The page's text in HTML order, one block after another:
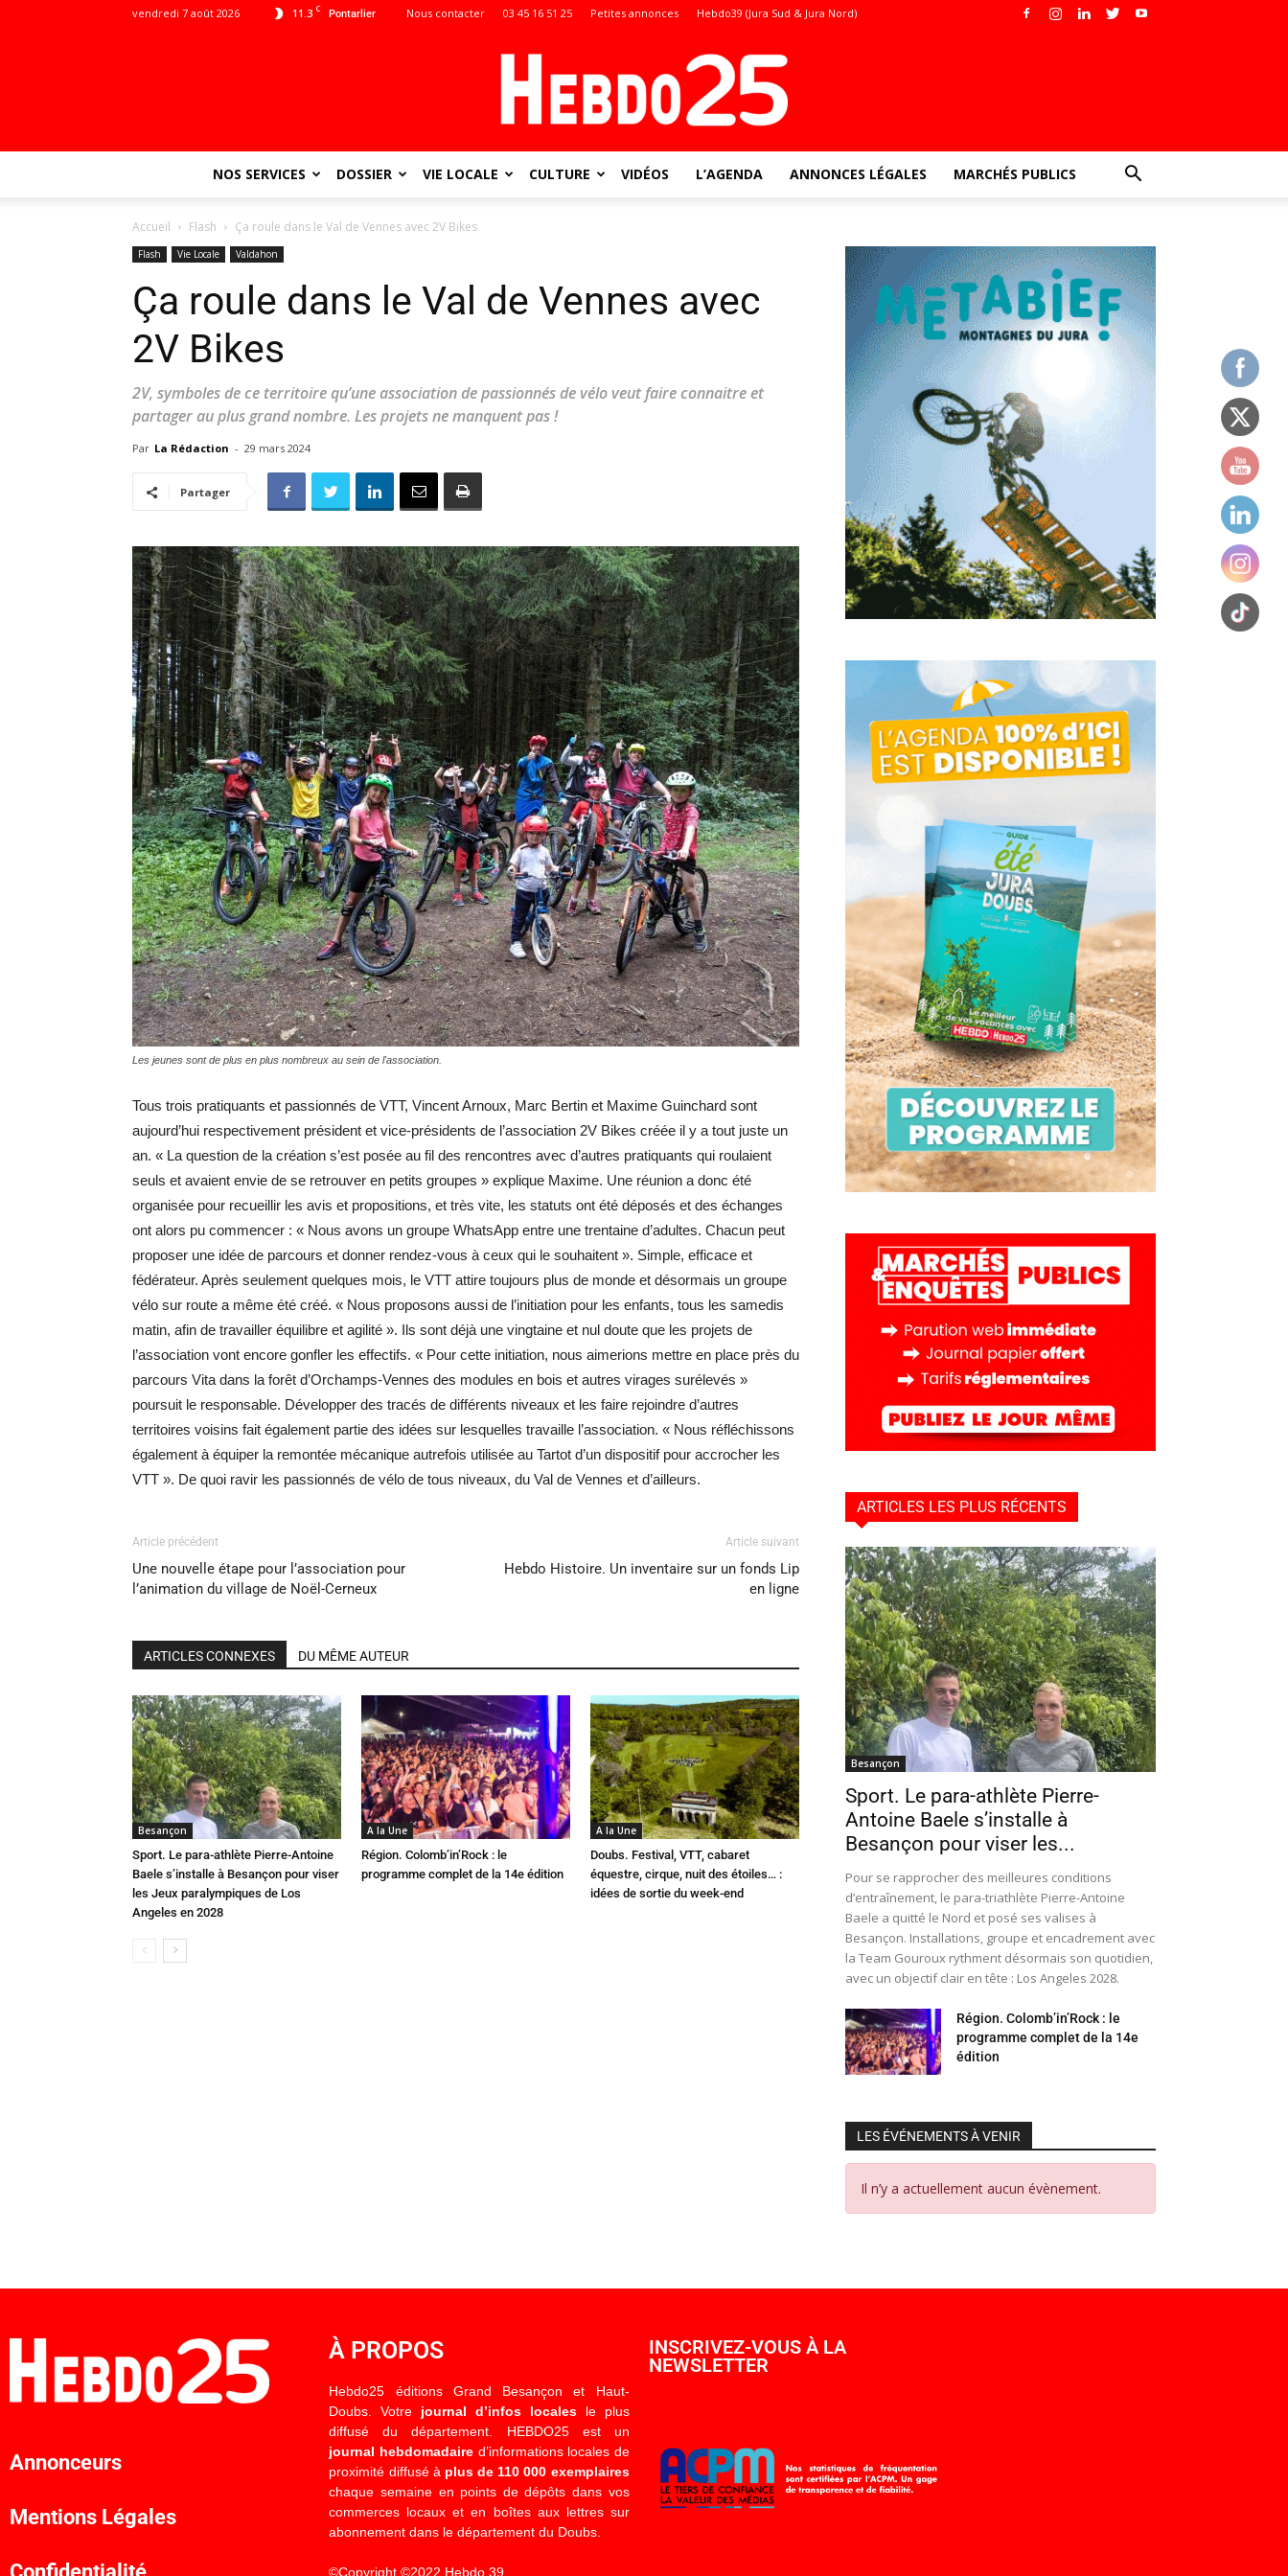
11.3 C Pontarlier
vendredi 7 août 2026 Nous contacter 03 45 16 51 25 Petites annonces Hebdo39 (Jura Sud & Jura Nord)
:
l'info
locale
–
Hebdo25
NOS SERVICES DOSSIER VIE LOCALE CULTURE VIDÉOS L’AGENDA ANNONCES LÉGALES MARCHÉS PUBLICS
Accueil Flash Ça roule dans le Val de Vennes avec 2V Bikes
Flash Vie Locale Valdahon
Ça roule dans le Val de Vennes avec
2V Bikes
2V, symboles de ce territoire qu’une association de passionnés de vélo veut faire connaitre et
partager au plus grand nombre. Les projets ne manquent pas !
Par La Rédaction - 29 mars 2024
Partager
Les jeunes sont de plus en plus nombreux au sein de l'association.
Tous trois pratiquants et passionnés de VTT, Vincent Arnoux, Marc Bertin et Maxime Guinchard sont
aujourd’hui respectivement président et vice-présidents de l’association 2V Bikes créée il y a tout juste un
an. « La question de la création s’est posée au fil des rencontres avec d’autres pratiquants qui roulaient
seuls et avaient envie de se retrouver en petits groupes » explique Maxime. Une réunion a donc été
organisée pour recueillir les avis et propositions, et très vite, les statuts ont été déposés et des échanges
ont alors pu commencer : « Nous avons un groupe WhatsApp entre une trentaine d’adultes. Chacun peut
proposer une idée de parcours et donner rendez-vous à ceux qui le souhaitent ». Simple, efficace et
fédérateur. Après seulement quelques mois, le VTT attire toujours plus de monde et désormais un groupe
vélo sur route a même été créé. « Nous proposons aussi de l’initiation pour les enfants, tous les samedis
matin, afin de travailler équilibre et agilité ». Ils sont déjà une vingtaine et nul doute que les projets de
l’association vont encore gonfler les effectifs. « Pour cette initiation, nous aimerions mettre en place près du
parcours Vita dans la forêt d’Orchamps-Vennes des modules en bois et autres virages surélevés »
poursuit le responsable. Développer des tracés de différents niveaux et les faire rejoindre d’autres
territoires voisins fait également partie des idées sur lesquelles travaille l’association. « Nous réfléchissons
également à équiper la remontée mécanique autrefois utilisée au Tartot d’un dispositif pour accrocher les
VTT ». De quoi ravir les passionnés de vélo de tous niveaux, du Val de Vennes et d’ailleurs.
Article précédent
Une nouvelle étape pour l’association pour
l’animation du village de Noël-Cerneux
Article suivant
Hebdo Histoire. Un inventaire sur un fonds Lip
en ligne
ARTICLES CONNEXES DU MÊME AUTEUR
Besançon
Sport. Le para-athlète Pierre-Antoine
Baele s’installe à Besançon pour viser
les Jeux paralympiques de Los
Angeles en 2028
A la Une
Région. Colomb’in’Rock : le
programme complet de la 14e édition
A la Une
Doubs. Festival, VTT, cabaret
équestre, cirque, nuit des étoiles… :
idées de sortie du week-end
ARTICLES LES PLUS RÉCENTS
Besançon
Sport. Le para-athlète Pierre-
Antoine Baele s’installe à
Besançon pour viser les...
Pour se rapprocher des meilleures conditions
d’entraînement, le para-triathlète Pierre-Antoine
Baele a quitté le Nord et posé ses valises à
Besançon. Installations, groupe et encadrement avec
la Team Gouroux rythment désormais son quotidien,
avec un objectif clair en tête : Los Angeles 2028.
Région. Colomb’in’Rock : le
programme complet de la 14e
édition
LES ÉVÉNEMENTS À VENIR
Il n’y a actuellement aucun évènement.
Annonceurs
Mentions Légales
À PROPOS
Hebdo25 éditions Grand Besançon et Haut-
Doubs. Votre journal d’infos localesle plus
diffusé du département. HEBDO25 est un
journal hebdomadaired’informations locales de
proximité diffusé à plus de 110 000 exemplaires
chaque semaine en points de dépôts dans vos
commerces locaux et en boîtes aux lettres sur
abonnement dans le département du Doubs.
©Copyright ©2022 Hebdo 39
INSCRIVEZ-VOUS À LA
NEWSLETTER